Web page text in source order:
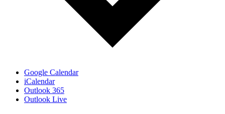
Google Calendar
iCalendar
Outlook 365
Outlook Live